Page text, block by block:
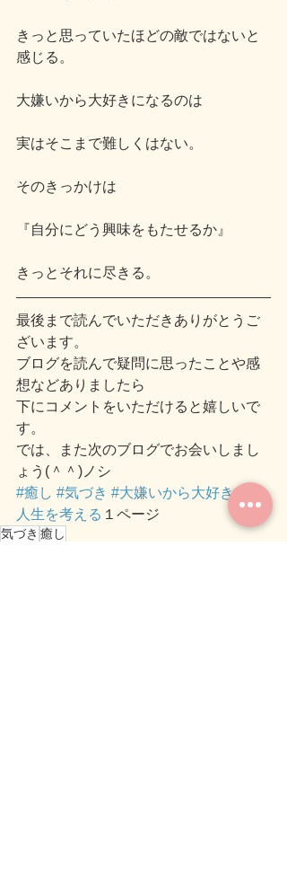
きっと思っていたほどの敵ではないと
感じる。
大嫌いから大好きになるのは
実はそこまで難しくはない。
そのきっかけは
『自分にどう興味をもたせるか』
きっとそれに尽きる。
最後まで読んでいただきありがとうご
ざいます。
ブログを読んで疑問に思ったことや感
想などありましたら
下にコメントをいただけると嬉しいで
す。
では、また次のブログでお会いしまし
ょう(＾＾)ノシ
#癒し #気づき #大嫌いから大好きに
人生を考える １ページ
気づき 癒し